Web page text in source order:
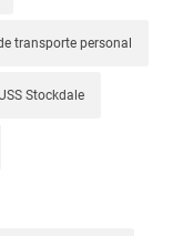
transporte personal
Stockdale